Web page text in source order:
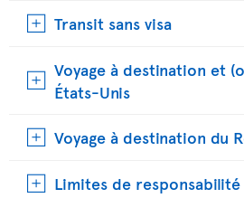
Transit sans visa
Voyage à destination et
États-Unis
Voyage à destination du
Limites de responsabilité